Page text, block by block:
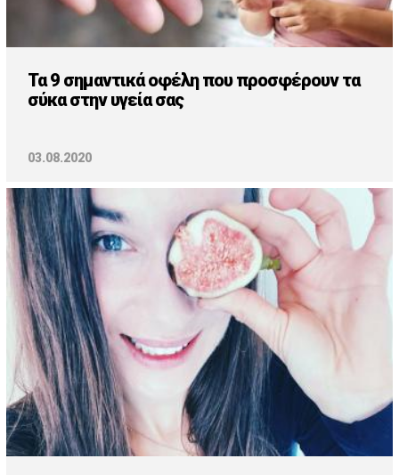
Τα 9 σημαντικά οφέλη που προσφέρουν τα
σύκα στην υγεία σας
03.08.2020